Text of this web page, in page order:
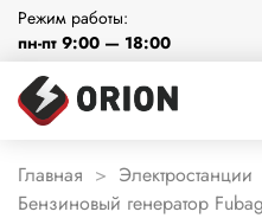
Режим работы:
пн-пт 9:00 — 18:00
Главная Электростанции
Бензиновый генератор